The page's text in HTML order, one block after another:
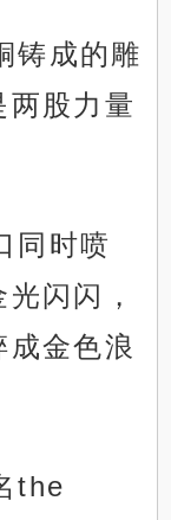
铸成的雕
两股力量
同时喷
闪闪，
金色浪
the